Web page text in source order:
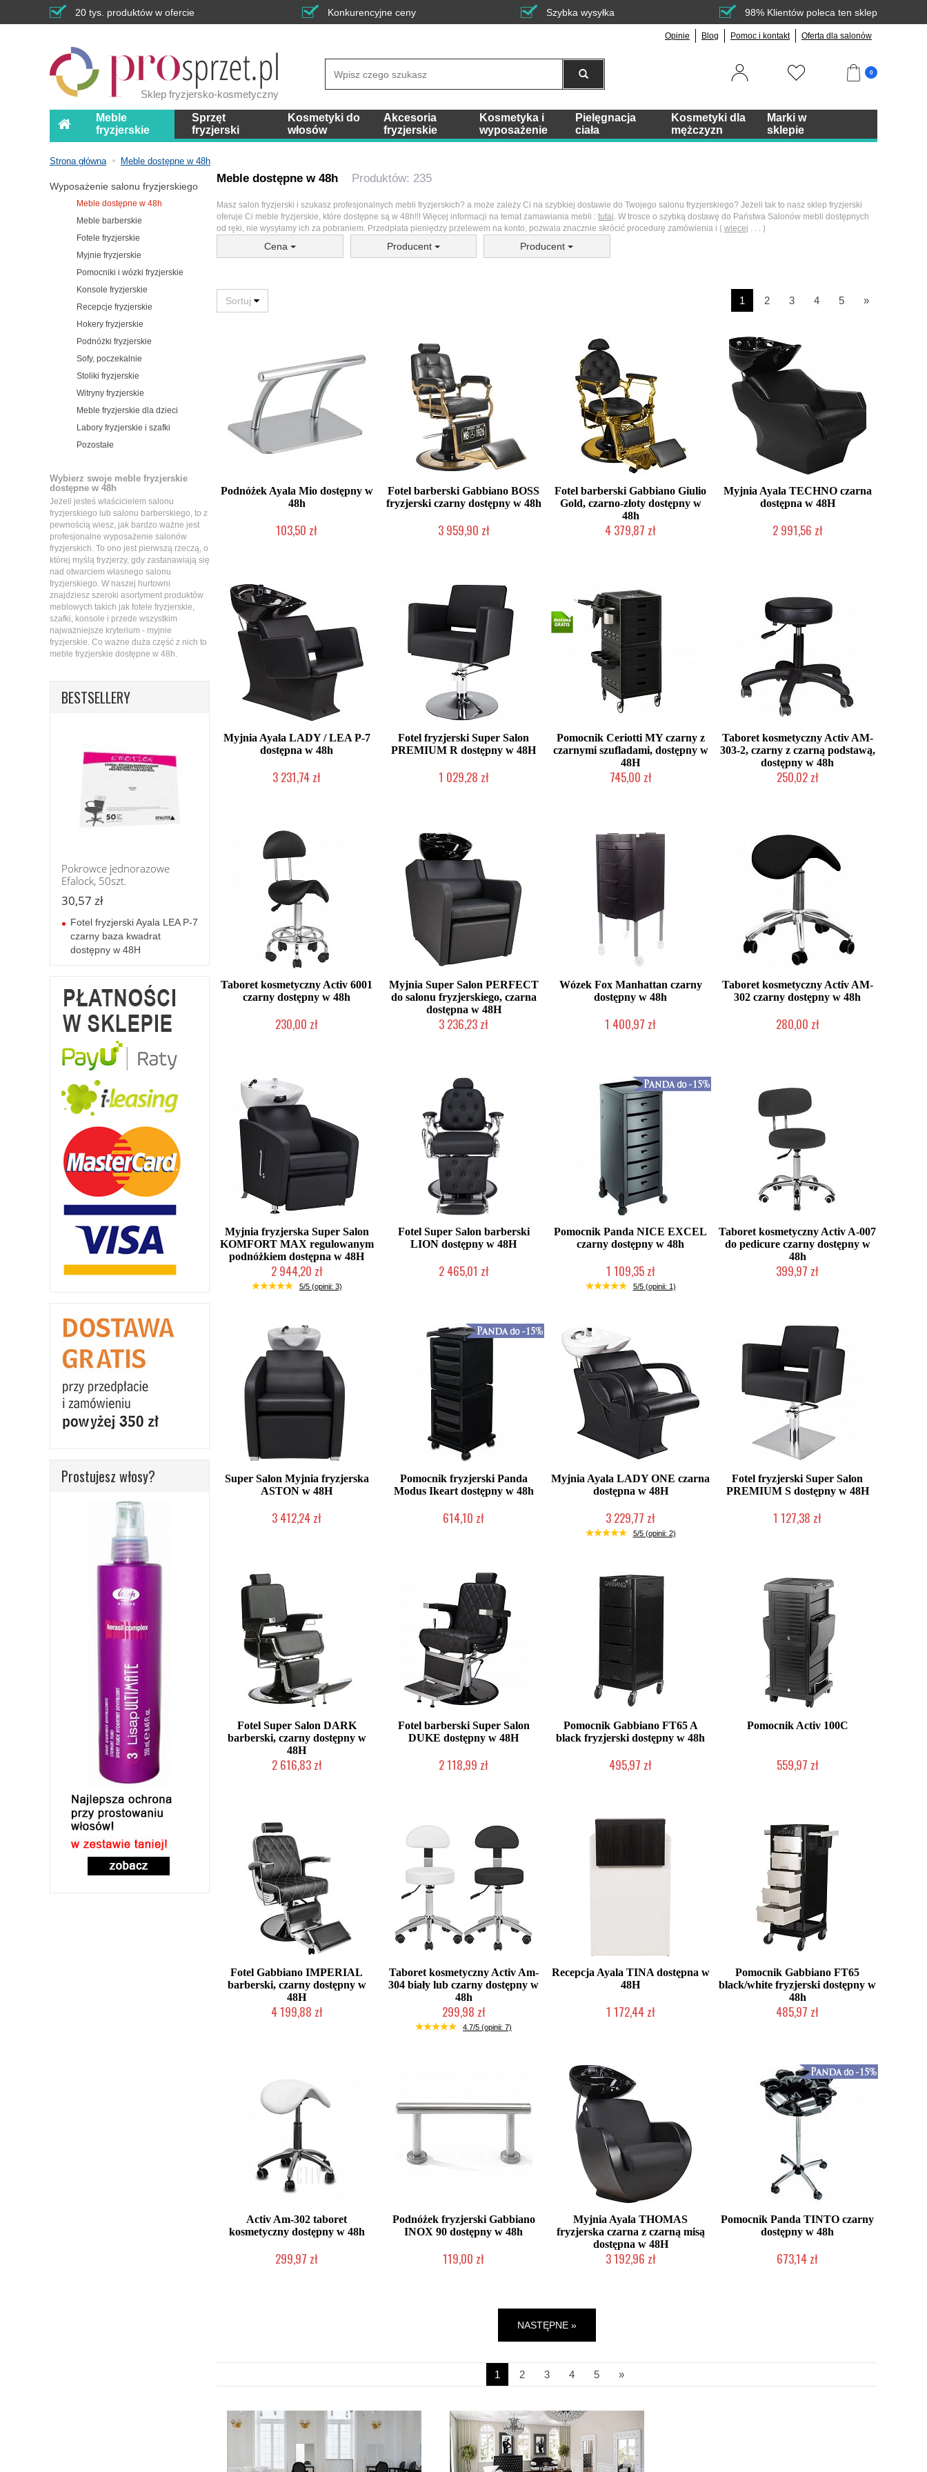
20 tys. produktów w ofercie Konkurencyjne ceny Szybka wysyłka 98% Klientów poleca ten sklep
Opinie Blog Pomoc i kontakt Oferta dla salonów
Sklep fryzjersko-kosmetyczny
0
Meble
fryzjerskie
Sprzęt
fryzjerski
Kosmetyki do
włosów
Akcesoria
fryzjerskie
Kosmetyka i
wyposażenie
Pielęgnacja
ciała
Kosmetyki dla
mężczyzn
Marki w
sklepie
Strona główna Meble dostępne w 48h
Meble dostępne w 48h Produktów: 235
Masz salon fryzjerski i szukasz profesjonalnych mebli fryzjerskich? a może zależy Ci na szybkiej dostawie do Twojego salonu fryzjerskiego? Jeżeli tak to nasz sklep fryzjerski
oferuje Ci meble fryzjerskie, które dostępne są w 48h!!! Więcej informacji na temat zamawiania mebli : tutaj. W trosce o szybką dostawę do Państwa Salonów mebli dostępnych
od ręki, nie wysyłamy ich za pobraniem. Przedpłata pieniędzy przelewem na konto, pozwala znacznie skrócić procedurę zamówienia i ( więcej . . . )
Cena Producent Producent
1 2 3 4 5 »
Podnóżek Ayala Mio dostępny w
48h
103,50 zł
Fotel barberski Gabbiano BOSS
fryzjerski czarny dostępny w 48h
3 959,90 zł
Fotel barberski Gabbiano Giulio
Gold, czarno-złoty dostępny w
48h
4 379,87 zł
Myjnia Ayala TECHNO czarna
dostępna w 48H
2 991,56 zł
Myjnia Ayala LADY / LEA P-7
dostępna w 48h
3 231,74 zł
Fotel fryzjerski Super Salon
PREMIUM R dostępny w 48H
1 029,28 zł
Pomocnik Ceriotti MY czarny z
czarnymi szufladami, dostępny w
48H
745,00 zł
Taboret kosmetyczny Activ AM-
303-2, czarny z czarną podstawą,
dostępny w 48h
250,02 zł
Taboret kosmetyczny Activ 6001
czarny dostępny w 48h
230,00 zł
Myjnia Super Salon PERFECT
do salonu fryzjerskiego, czarna
dostępna w 48H
3 236,23 zł
Wózek Fox Manhattan czarny
dostępny w 48h
1 400,97 zł
Taboret kosmetyczny Activ AM-
302 czarny dostępny w 48h
280,00 zł
Myjnia fryzjerska Super Salon
KOMFORT MAX regulowanym
podnóżkiem dostępna w 48H
2 944,20 zł
W magazynie producenta
5/5 (opinii: 3)
Fotel Super Salon barberski
LION dostępny w 48H
2 465,01 zł
Pomocnik Panda NICE EXCEL
czarny dostępny w 48h
1 109,35 zł
Duża ilość (wysyłka w 24h)
5/5 (opinii: 1)
Taboret kosmetyczny Activ A-007
do pedicure czarny dostępny w
48h
399,97 zł
Super Salon Myjnia fryzjerska
ASTON w 48H
3 412,24 zł
Pomocnik fryzjerski Panda
Modus Ikeart dostępny w 48h
614,10 zł
Myjnia Ayala LADY ONE czarna
dostępna w 48H
3 229,77 zł
W magazynie producenta
5/5 (opinii: 2)
Fotel fryzjerski Super Salon
PREMIUM S dostępny w 48H
1 127,38 zł
Fotel Super Salon DARK
barberski, czarny dostępny w
48H
2 616,83 zł
Fotel barberski Super Salon
DUKE dostępny w 48H
2 118,99 zł
Pomocnik Gabbiano FT65 A
black fryzjerski dostępny w 48h
495,97 zł
Pomocnik Activ 100C
559,97 zł
Fotel Gabbiano IMPERIAL
barberski, czarny dostępny w
48H
4 199,88 zł
Taboret kosmetyczny Activ Am-
304 biały lub czarny dostępny w
48h
299,98 zł
Chwilowo niedostępny
4.7/5 (opinii: 7)
Recepcja Ayala TINA dostępna w
48H
1 172,44 zł
Pomocnik Gabbiano FT65
black/white fryzjerski dostępny w
48h
485,97 zł
Activ Am-302 taboret
kosmetyczny dostępny w 48h
299,97 zł
Podnóżek fryzjerski Gabbiano
INOX 90 dostępny w 48h
119,00 zł
Myjnia Ayala THOMAS
fryzjerska czarna z czarną misą
dostępna w 48H
3 192,96 zł
Pomocnik Panda TINTO czarny
dostępny w 48h
673,14 zł
NASTĘPNE »
1 2 3 4 5 »
Wyposażenie salonu fryzjerskiego
Meble dostępne w 48h
Meble barberskie
Fotele fryzjerskie
Myjnie fryzjerskie
Pomocniki i wózki fryzjerskie
Konsole fryzjerskie
Recepcje fryzjerskie
Hokery fryzjerskie
Podnóżki fryzjerskie
Sofy, poczekalnie
Stoliki fryzjerskie
Witryny fryzjerskie
Meble fryzjerskie dla dzieci
Labory fryzjerskie i szafki
Pozostałe
Wybierz swoje meble fryzjerskie
dostępne w 48h
Jeżeli jesteś właścicielem salonu
fryzjerskiego lub salonu barberskiego, to z
pewnością wiesz, jak bardzo ważne jest
profesjonalne wyposażenie salonów
fryzjerskich. To ono jest pierwszą rzeczą, o
której myślą fryzjerzy, gdy zastanawiają się
nad otwarciem własnego salonu
fryzjerskiego. W naszej hurtowni
znajdziesz szeroki asortyment produktów
meblowych takich jak fotele fryzjerskie,
szafki, konsole i przede wszystkim
najważniejsze kryterium - myjnie
fryzjerskie. Co ważne duża część z nich to
meble fryzjerskie dostępne w 48h.
BESTSELLERY
Pokrowce jednorazowe
Efalock, 50szt.
30,57 zł
Fotel fryzjerski Ayala LEA P-7
czarny baza kwadrat
dostępny w 48H
Prostujesz włosy?